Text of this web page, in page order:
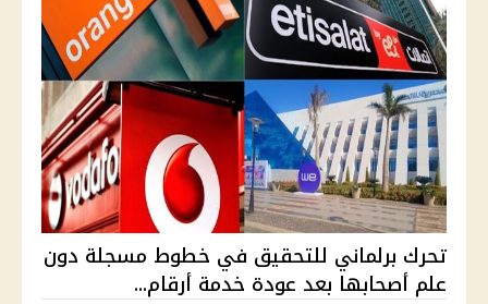
تحرك برلماني للتحقيق في خطوط مسجلة دون
علم أصحابها بعد عودة خدمة أرقام...